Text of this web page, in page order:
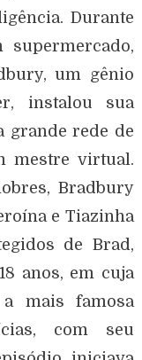
Durante
um gênio
instalou sua
grande rede de
mestre virtual.
Bradbury
e Tiazinha
de Brad,
anos, em cuja
mais famosa
com seu